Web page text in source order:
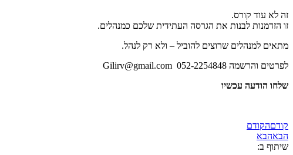
זה לא עוד קורס.
זו הזדמנות לבנות את הגרסה העתידית שלכם כמנהלים.
מתאים למנהלים שרוצים להוביל – ולא רק לנהל.
לפרטים והרשמה 052-2254848 Gilirv@gmail.com
שלחו הודעה עכשיו
קודםהקודם
הבאהבא
שיתוף ב: